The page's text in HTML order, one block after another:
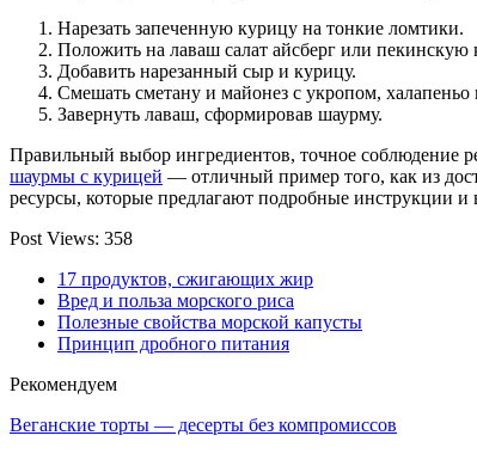
Нарезать запеченную курицу на тонкие ломтики.
Положить на лаваш салат айсберг или пекинскую
Добавить нарезанный сыр и курицу.
Смешать сметану и майонез с укропом, халапеньо
Завернуть лаваш, сформировав шаурму.
Правильный выбор ингредиентов, точное соблюдение
шаурмы с курицей — отличный пример того, как из
ресурсы, которые предлагают подробные инструкции
Post Views: 358
17 продуктов, сжигающих жир
Вред и польза морского риса
Полезные свойства морской капусты
Принцип дробного питания
Рекомендуем
Веганские торты — десерты без компромиссов